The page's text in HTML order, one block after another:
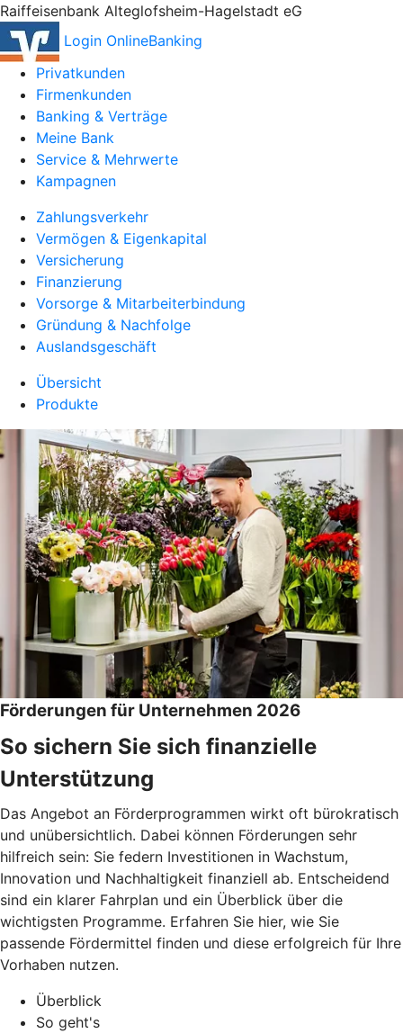
Raiffeisenbank Alteglofsheim-Hagelstadt eG
Login OnlineBanking
Privatkunden
Firmenkunden
Banking & Verträge
Meine Bank
Service & Mehrwerte
Kampagnen
Zahlungsverkehr
Vermögen & Eigenkapital
Versicherung
Finanzierung
Vorsorge & Mitarbeiterbindung
Gründung & Nachfolge
Auslandsgeschäft
Übersicht
Produkte
Förderungen für Unternehmen 2026
So sichern Sie sich finanzielle
Unterstützung
Das Angebot an Förderprogrammen wirkt oft bürokratisch
und unübersichtlich. Dabei können Förderungen sehr
hilfreich sein: Sie federn Investitionen in Wachstum,
Innovation und Nachhaltigkeit finanziell ab. Entscheidend
sind ein klarer Fahrplan und ein Überblick über die
wichtigsten Programme. Erfahren Sie hier, wie Sie
passende Fördermittel finden und diese erfolgreich für Ihre
Vorhaben nutzen.
Überblick
So geht's